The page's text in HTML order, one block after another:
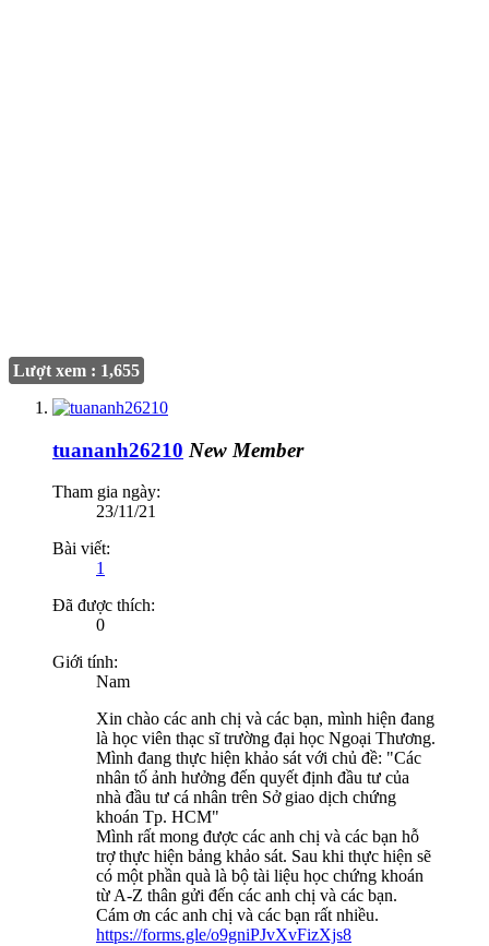
Lượt xem : 1,655
tuananh26210 New Member
Tham gia ngày:
23/11/21
Bài viết:
1
Đã được thích:
0
Giới tính:
Nam
Xin chào các anh chị và các bạn, mình hiện đang
là học viên thạc sĩ trường đại học Ngoại Thương.
Mình đang thực hiện khảo sát với chủ đề: "Các
nhân tố ảnh hưởng đến quyết định đầu tư của
nhà đầu tư cá nhân trên Sở giao dịch chứng
khoán Tp. HCM"
Mình rất mong được các anh chị và các bạn hỗ
trợ thực hiện bảng khảo sát. Sau khi thực hiện sẽ
có một phần quà là bộ tài liệu học chứng khoán
từ A-Z thân gửi đến các anh chị và các bạn.
Cám ơn các anh chị và các bạn rất nhiều.
https://forms.gle/o9gniPJvXvFizXjs8